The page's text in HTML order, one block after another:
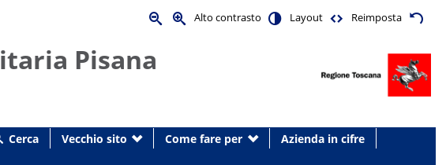
Alto contrasto Layout Reimposta
Pisana
Cerca Vecchio sito Come fare per
Azienda in cifre